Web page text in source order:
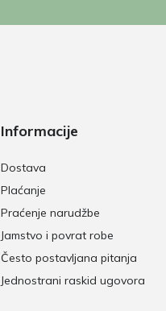
Informacije
Dostava
Plaćanje
Praćenje narudžbe
Jamstvo i povrat robe
Često postavljana pitanja
Jednostrani raskid ugovora